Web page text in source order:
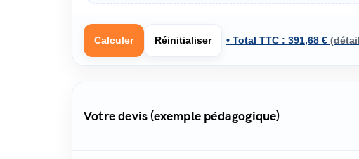
Calculer Réinitialiser • Total TTC : 391,68 €
Votre devis (exemple pédagogique)